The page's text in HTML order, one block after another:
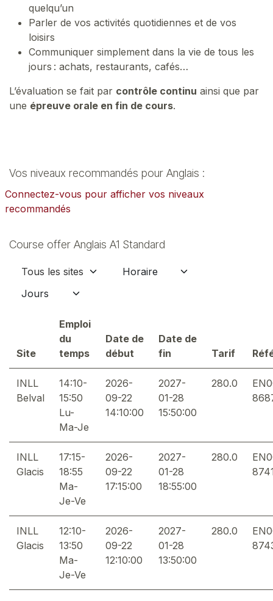
quelqu’un
Parler de vos activités quotidiennes et de vos
loisirs
Communiquer simplement dans la vie de tous les
jours : achats, restaurants, cafés…
L’évaluation se fait par contrôle continu ainsi que par
une épreuve orale en fin de cours.
Vos niveaux recommandés pour Anglais :
Connectez-vous pour afficher vos niveaux
recommandés
Course offer Anglais A1 Standard
Site
Emploi
du
temps
Date de
début
Date de
fin
Tarif
INLL
Belval
14:10-
15:50
Lu-
Ma-Je
2026-
09-22
14:10:00
2027-
01-28
15:50:00
280.0
INLL
Glacis
17:15-
18:55
Ma-
Je-Ve
2026-
09-22
17:15:00
2027-
01-28
18:55:00
280.0
INLL
Glacis
12:10-
13:50
Ma-
Je-Ve
2026-
09-22
12:10:00
2027-
01-28
13:50:00
280.0